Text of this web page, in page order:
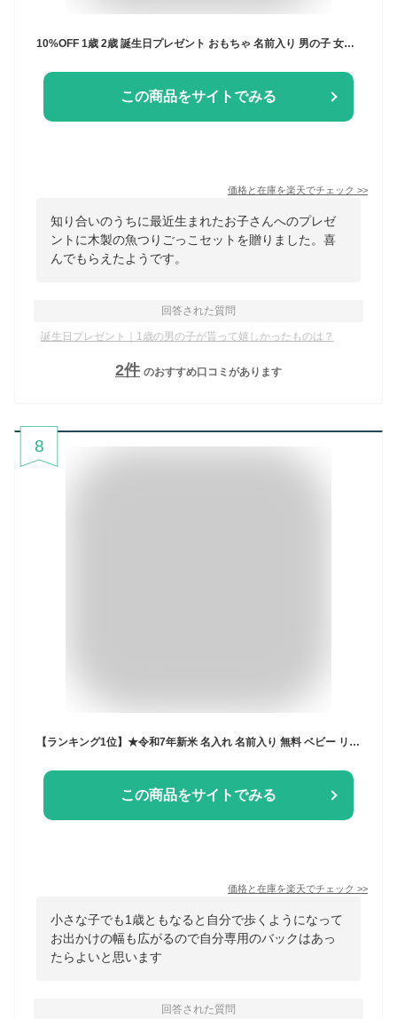
この商品をサイトでみる
価格と在庫を楽天でチェック >>
知り合いのうちに最近生まれたお子さんへのプレゼ
ントに木製の魚つりごっこセットを贈りました。喜
んでもらえたようです。
回答された質問
誕生日プレゼント｜1歳の男の子が貰って嬉しかったものは？
2件 のおすすめ口コミがあります
8
この商品をサイトでみる
価格と在庫を楽天でチェック >>
小さな子でも1歳ともなると自分で歩くようになって
お出かけの幅も広がるので自分専用のバックはあっ
たらよいと思います
回答された質問